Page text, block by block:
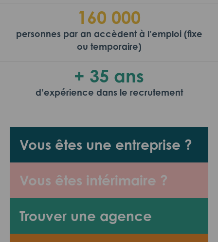
Vous êtes une entreprise ?
Vous êtes intérimaire ?
Trouver une agence
160 000
personnes par an accèdent à l’emploi (fixe
ou temporaire)
+ 35 ans
d’expérience dans le recrutement